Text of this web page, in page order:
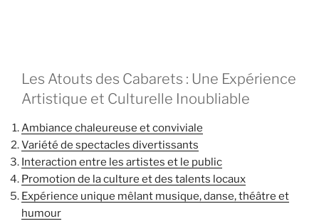
Les Atouts des Cabarets : Une Expérience
Artistique et Culturelle Inoubliable
Ambiance chaleureuse et conviviale
Variété de spectacles divertissants
Interaction entre les artistes et le public
Promotion de la culture et des talents locaux
Expérience unique mêlant musique, danse, théâtre et
humour